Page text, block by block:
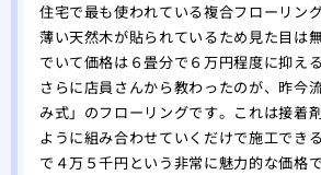
住宅で最も使われている複合フローリン
薄い天然木が貼られているため見た目は
でいて価格は６畳分で６万円程度に抑え
さらに店員さんから教わったのが、昨今
み式」のフローリングです。これは接着
ように組み合わせていくだけで施工でき
で４万５千円という非常に魅力的な価格